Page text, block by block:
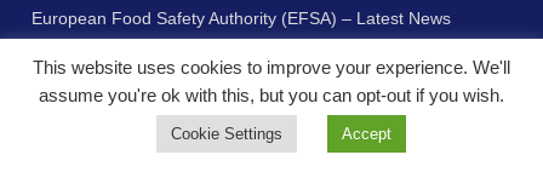
European Food Safety Authority (EFSA) – Latest News
Πνευματικά δικαιώματα © 2023 - Διεθνές Πανεπιστήμιο της Ελλάδος
This website uses cookies to improve your experience. We'll
assume you're ok with this, but you can opt-out if you wish.
Cookie Settings Accept